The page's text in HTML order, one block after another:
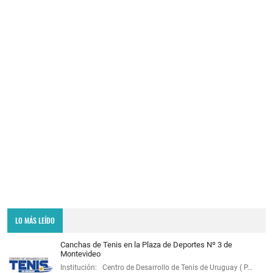
LO MÁS LEÍDO
Canchas de Tenis en la Plaza de Deportes Nº 3 de
Montevideo
Institución: Centro de Desarrollo de Tenis de Uruguay ( P…